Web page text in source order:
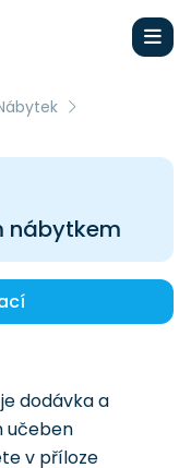
nábytkem
dodávka a
učeben
v příloze